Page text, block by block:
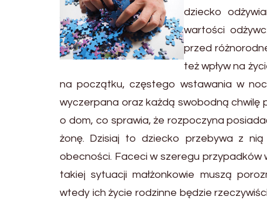
dziecko
wartości
przed
też wpływ na
na początku, częstego wstawania w
wyczerpana oraz każdą swobodną chwilę
o dom, co sprawia, że rozpoczyna
żonę. Dzisiaj to dziecko przebywa z
obecności. Faceci w szeregu przypadków
takiej sytuacji małżonkowie muszą
wtedy ich życie rodzinne będzie